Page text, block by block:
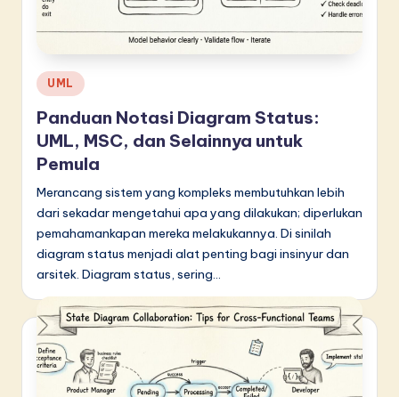
Posted
in
UML
Panduan Notasi Diagram Status:
UML, MSC, dan Selainnya untuk
Pemula
Merancang sistem yang kompleks membutuhkan lebih
dari sekadar mengetahui apa yang dilakukan; diperlukan
pemahamankapan mereka melakukannya. Di sinilah
diagram status menjadi alat penting bagi insinyur dan
arsitek. Diagram status, sering…